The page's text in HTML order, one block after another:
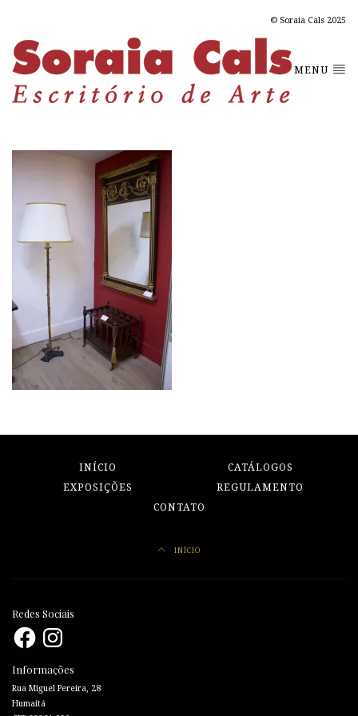
© Soraia Cals 2025
MENU
INÍCIO
CATÁLOGOS
EXPOSIÇÕES
REGULAMENTO
CONTATO
INÍCIO
Redes Sociais
FacebookInstagram
Informações
Rua Miguel Pereira, 28
Humaitá